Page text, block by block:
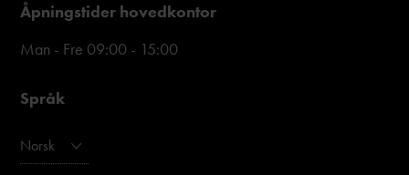
Åpningstider hovedkontor
Man - Fre 09:00 - 15:00
Språk
Norsk